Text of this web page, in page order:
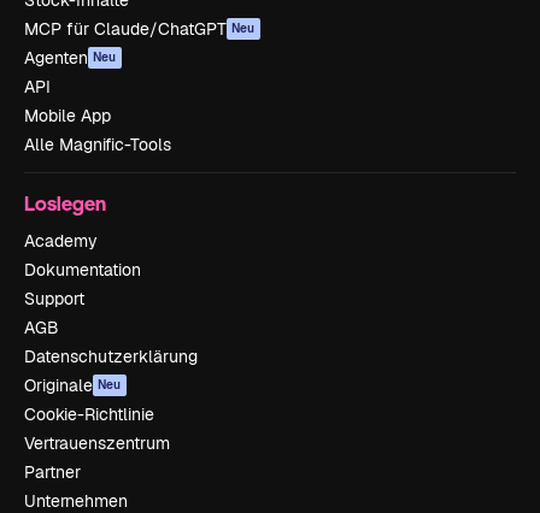
MCP für Claude/ChatGPT Neu
Agenten Neu
API
Mobile App
Alle Magnific-Tools
Loslegen
Academy
Dokumentation
Support
AGB
Datenschutzerklärung
Originale Neu
Cookie-Richtlinie
Vertrauenszentrum
Partner
Unternehmen